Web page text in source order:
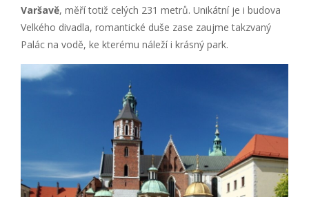
Varšavě, měří totiž celých 231 metrů. Unikátní je i budova
Velkého divadla, romantické duše zase zaujme takzvaný
Palác na vodě, ke kterému náleží i krásný park.